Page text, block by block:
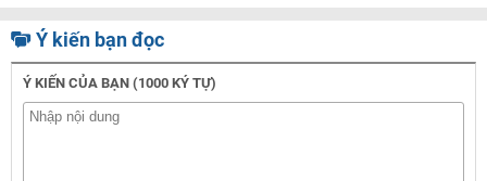
Ý kiến bạn đọc
Ý KIẾN CỦA BẠN (1000 KÝ TỰ)